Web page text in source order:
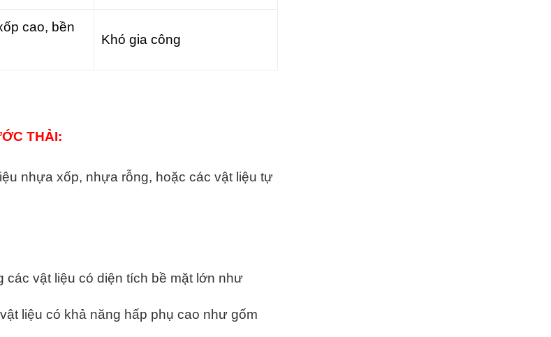
cao, bền
Khó gia công
THẢI:
nhựa xốp, nhựa rỗng, hoặc các vật liệu tự
các vật liệu có diện tích bề mặt lớn như
liệu có khả năng hấp phụ cao như gốm